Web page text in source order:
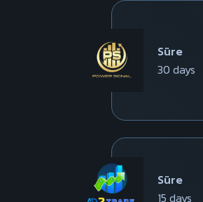
Süre
30 days
Süre
15 days